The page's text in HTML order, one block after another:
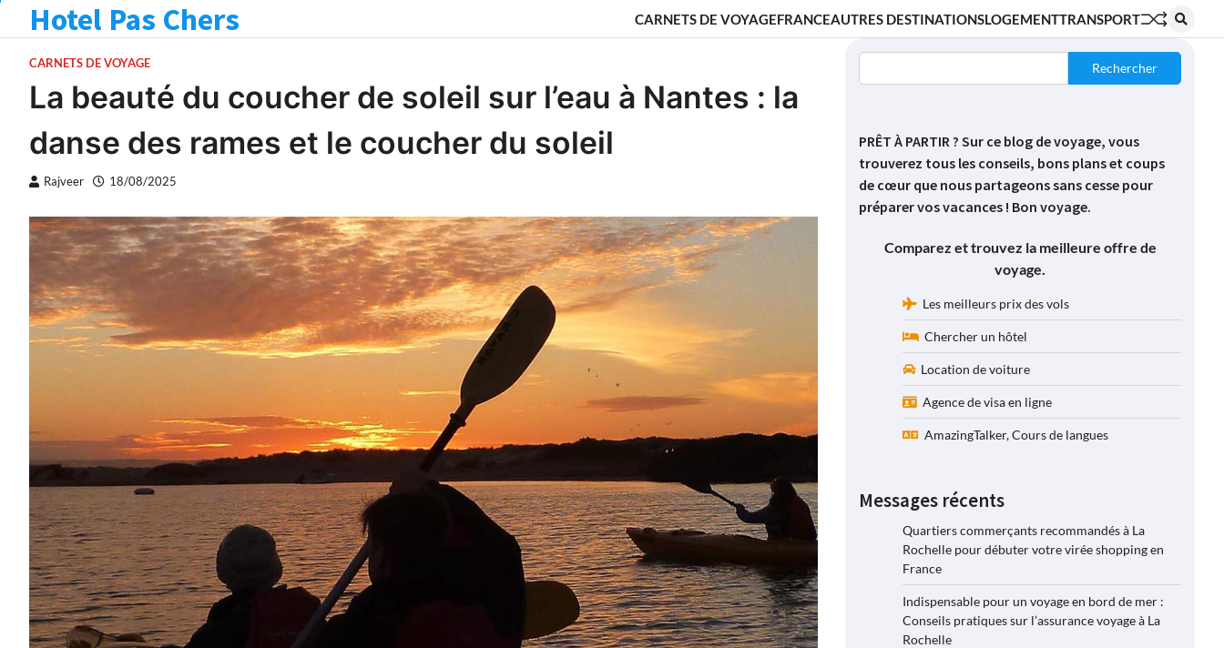
Hotel Pas Chers CARNETS DE VOYAGEFRANCEAUTRES DESTINATIONSLOGEMENTTRANSPORT
CARNETS DE VOYAGE
La beauté du coucher de soleil sur l’eau à Nantes : la
danse des rames et le coucher du soleil
Rajveer 18/08/2025
Rechercher
PRÊT À PARTIR ? Sur ce blog de voyage, vous
trouverez tous les conseils, bons plans et coups
de cœur que nous partageons sans cesse pour
préparer vos vacances ! Bon voyage.
Comparez et trouvez la meilleure offre de
voyage.
Les meilleurs prix des vols
Chercher un hôtel
Location de voiture
Agence de visa en ligne
AmazingTalker, Cours de langues
Messages récents
Quartiers commerçants recommandés à La
Rochelle pour débuter votre virée shopping en
France
Indispensable pour un voyage en bord de mer :
Conseils pratiques sur l’assurance voyage à La
Rochelle